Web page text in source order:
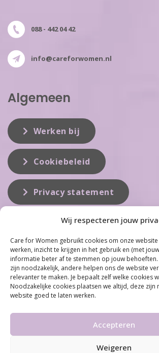
Wij respecteren jouw
Care for Women gebruikt cookies om onze
werken, inzicht te krijgen in het gebruik en (met
informatie beter af te stemmen op jouw
zijn noodzakelijk, andere helpen ons de website
relevanter te maken. Je bepaalt zelf welke cookies
Noodzakelijke cookies plaatsen we altijd, deze zijn
website goed te laten werken.
Accepteren
Weigeren
088 - 442 04 42
info@careforwomen.nl
Algemeen
Werken bij
Cookiebeleid
Privacy statement
Care for Women is de eerste organisatie die
van hormonale problemen bij vrouwen. Met ruim
behoort Care for Women tot één van de grootste
vakgebied...